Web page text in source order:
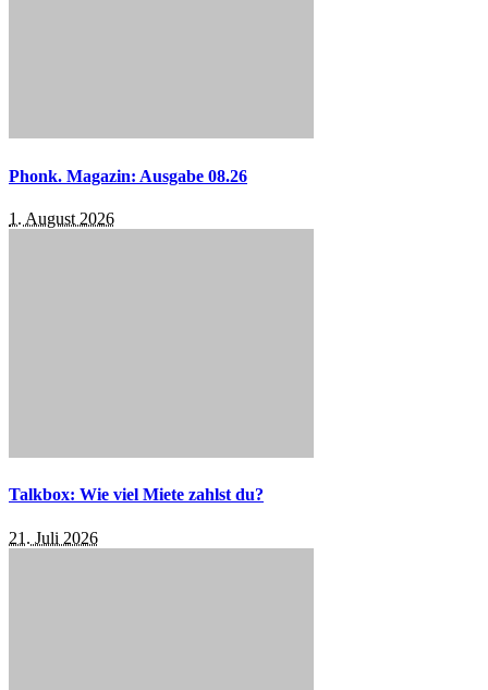
Phonk. Magazin: Ausgabe 08.26
1. August 2026
Talkbox: Wie viel Miete zahlst du?
21. Juli 2026